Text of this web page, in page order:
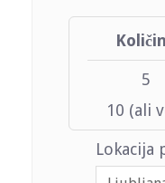
5
10 (ali
Lokacija